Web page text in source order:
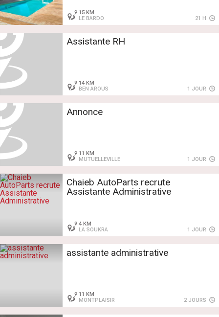
15 KM
LE BARDO
21 H
Assistante RH
14 KM
BEN AROUS
1 JOUR
Annonce
11 KM
MUTUELLEVILLE
1 JOUR
Chaieb AutoParts recrute
Assistante Administrative
4 KM
LA SOUKRA
1 JOUR
assistante administrative
11 KM
MONTPLAISIR
2 JOURS